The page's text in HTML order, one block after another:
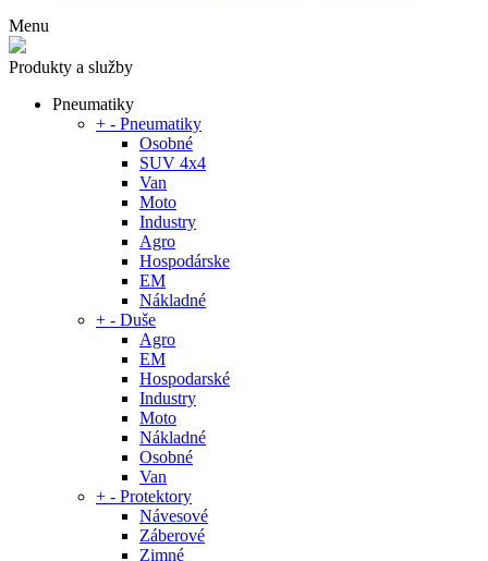
Menu
Produkty a služby
Pneumatiky
+ - Pneumatiky
Osobné
SUV 4x4
Van
Moto
Industry
Agro
Hospodárske
EM
Nákladné
+ - Duše
Agro
EM
Hospodarské
Industry
Moto
Nákladné
Osobné
Van
+ - Protektory
Návesové
Záberové
Zimné